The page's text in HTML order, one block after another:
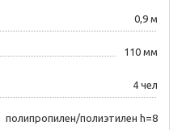
0,9 м
110 мм
4 чел
полипропилен/полиэтилен h=8